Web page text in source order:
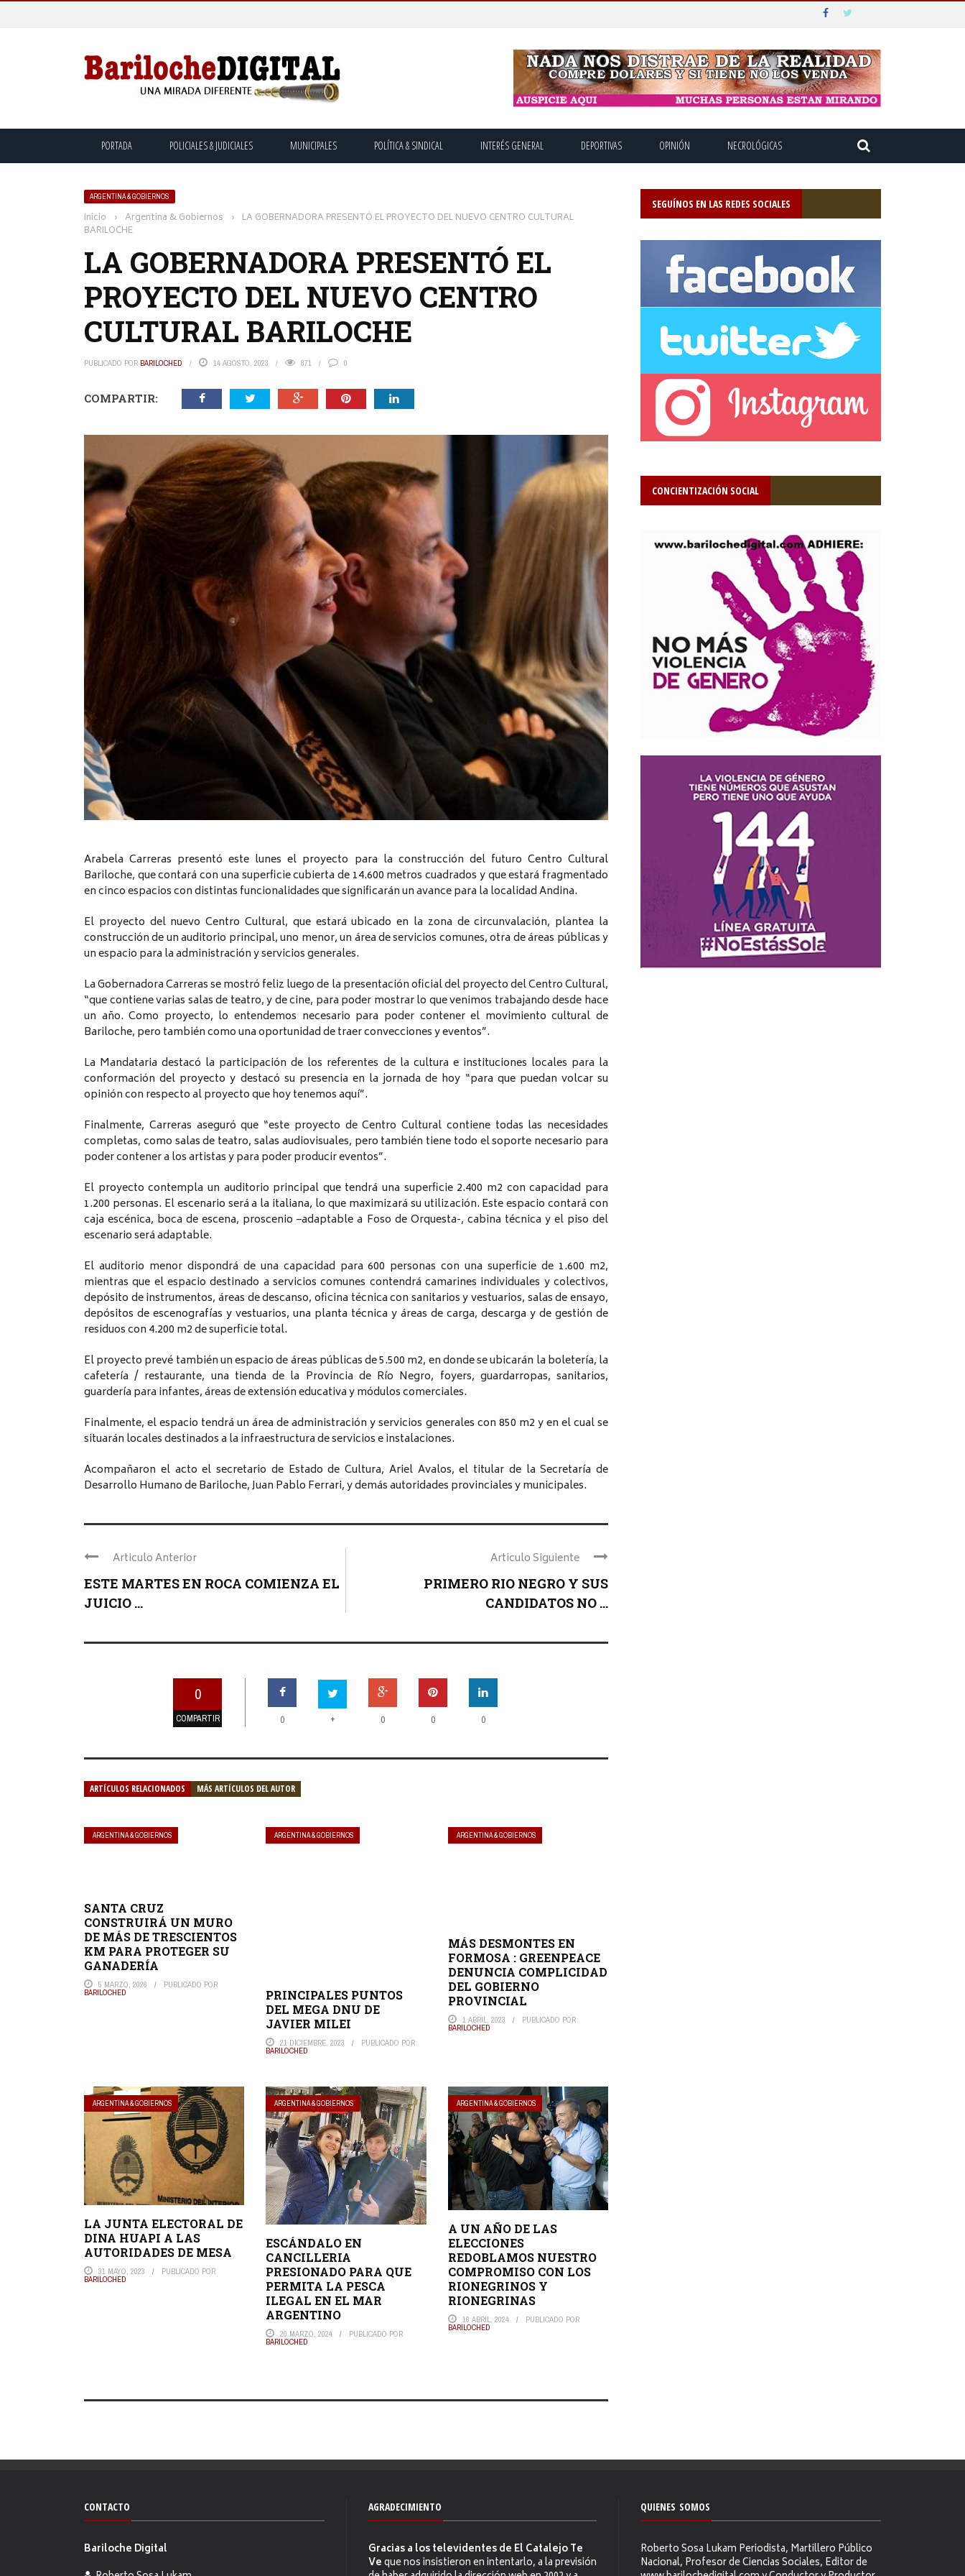
PORTADA POLICIALES & JUDICIALES MUNICIPALES POLÍTICA & SINDICAL INTERÉS GENERAL DEPORTIVAS OPINIÓN NECROLÓGICAS
ARGENTINA & GOBIERNOS
Inicio › Argentina & Gobiernos › LA GOBERNADORA PRESENTÓ EL PROYECTO DEL NUEVO CENTRO CULTURAL
BARILOCHE
LA GOBERNADORA PRESENTÓ EL
PROYECTO DEL NUEVO CENTRO
CULTURAL BARILOCHE
PUBLICADO POR BARILOCHED 14 AGOSTO, 2023 871 0
COMPARTIR:
Arabela Carreras presentó este lunes el proyecto para la construcción del futuro Centro Cultural
Bariloche, que contará con una superficie cubierta de 14.600 metros cuadrados y que estará fragmentado
en cinco espacios con distintas funcionalidades que significarán un avance para la localidad Andina.
El proyecto del nuevo Centro Cultural, que estará ubicado en la zona de circunvalación, plantea la
construcción de un auditorio principal, uno menor, un área de servicios comunes, otra de áreas públicas y
un espacio para la administración y servicios generales.
La Gobernadora Carreras se mostró feliz luego de la presentación oficial del proyecto del Centro Cultural,
“que contiene varias salas de teatro, y de cine, para poder mostrar lo que venimos trabajando desde hace
un año. Como proyecto, lo entendemos necesario para poder contener el movimiento cultural de
Bariloche, pero también como una oportunidad de traer convecciones y eventos”.
La Mandataria destacó la participación de los referentes de la cultura e instituciones locales para la
conformación del proyecto y destacó su presencia en la jornada de hoy “para que puedan volcar su
opinión con respecto al proyecto que hoy tenemos aquí”.
Finalmente, Carreras aseguró que “este proyecto de Centro Cultural contiene todas las necesidades
completas, como salas de teatro, salas audiovisuales, pero también tiene todo el soporte necesario para
poder contener a los artistas y para poder producir eventos”.
El proyecto contempla un auditorio principal que tendrá una superficie 2.400 m2 con capacidad para
1.200 personas. El escenario será a la italiana, lo que maximizará su utilización. Este espacio contará con
caja escénica, boca de escena, proscenio –adaptable a Foso de Orquesta-, cabina técnica y el piso del
escenario será adaptable.
El auditorio menor dispondrá de una capacidad para 600 personas con una superficie de 1.600 m2,
mientras que el espacio destinado a servicios comunes contendrá camarines individuales y colectivos,
depósito de instrumentos, áreas de descanso, oficina técnica con sanitarios y vestuarios, salas de ensayo,
depósitos de escenografías y vestuarios, una planta técnica y áreas de carga, descarga y de gestión de
residuos con 4.200 m2 de superficie total.
El proyecto prevé también un espacio de áreas públicas de 5.500 m2, en donde se ubicarán la boletería, la
cafetería / restaurante, una tienda de la Provincia de Río Negro, foyers, guardarropas, sanitarios,
guardería para infantes, áreas de extensión educativa y módulos comerciales.
Finalmente, el espacio tendrá un área de administración y servicios generales con 850 m2 y en el cual se
situarán locales destinados a la infraestructura de servicios e instalaciones.
Acompañaron el acto el secretario de Estado de Cultura, Ariel Avalos, el titular de la Secretaría de
Desarrollo Humano de Bariloche, Juan Pablo Ferrari, y demás autoridades provinciales y municipales.
Articulo Anterior
ESTE MARTES EN ROCA COMIENZA EL
JUICIO ...
Articulo Siguiente
PRIMERO RIO NEGRO Y SUS
CANDIDATOS NO ...
0
COMPARTIR 0 + 0 0 0
ARTÍCULOS RELACIONADOS MÁS ARTÍCULOS DEL AUTOR
ARGENTINA & GOBIERNOS
SANTA CRUZ
CONSTRUIRÁ UN MURO
DE MÁS DE TRESCIENTOS
KM PARA PROTEGER SU
GANADERÍA
5 MARZO, 2026 PUBLICADO POR
BARILOCHED
ARGENTINA & GOBIERNOS
PRINCIPALES PUNTOS
DEL MEGA DNU DE
JAVIER MILEI
21 DICIEMBRE, 2023 PUBLICADO POR
BARILOCHED
ARGENTINA & GOBIERNOS
MÁS DESMONTES EN
FORMOSA : GREENPEACE
DENUNCIA COMPLICIDAD
DEL GOBIERNO
PROVINCIAL
1 ABRIL, 2023 PUBLICADO POR
BARILOCHED
ARGENTINA & GOBIERNOS
LA JUNTA ELECTORAL DE
DINA HUAPI A LAS
AUTORIDADES DE MESA
31 MAYO, 2023 PUBLICADO POR
BARILOCHED
ARGENTINA & GOBIERNOS
ESCÁNDALO EN
CANCILLERIA
PRESIONADO PARA QUE
PERMITA LA PESCA
ILEGAL EN EL MAR
ARGENTINO
20 MARZO, 2024 PUBLICADO POR
BARILOCHED
ARGENTINA & GOBIERNOS
A UN AÑO DE LAS
ELECCIONES
REDOBLAMOS NUESTRO
COMPROMISO CON LOS
RIONEGRINOS Y
RIONEGRINAS
16 ABRIL, 2024 PUBLICADO POR
BARILOCHED
SEGUÍNOS EN LAS REDES SOCIALES
CONCIENTIZACIÓN SOCIAL
CONTACTO
Bariloche Digital
AGRADECIMIENTO
Gracias a los televidentes de El Catalejo Te
Veque nos insistieron en intentarlo, a la previsión
QUIENES SOMOS
Roberto Sosa Lukam Periodista, Martillero Público
Nacional, Profesor de Ciencias Sociales, Editor de